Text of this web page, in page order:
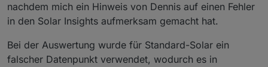
nachdem mich ein Hinweis von Dennis auf einen Fehler
in den Solar Insights aufmerksam gemacht hat.
Bei der Auswertung wurde für Standard-Solar ein
falscher Datenpunkt verwendet, wodurch es in